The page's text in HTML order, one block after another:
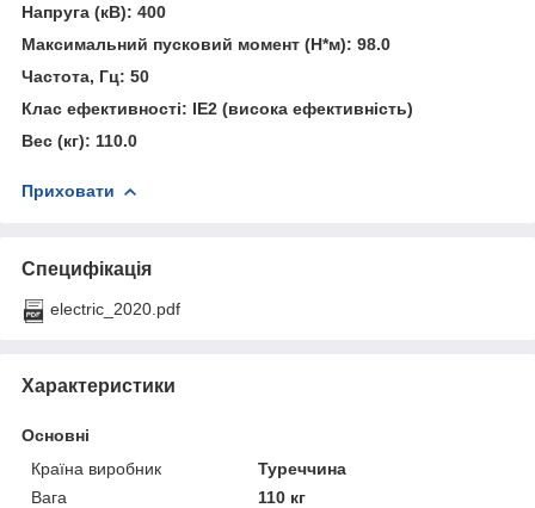
Напруга (кВ): 400
Максимальний пусковий момент (Н*м): 98.0
Частота, Гц: 50
Клас ефективності: IE2 (висока ефективність)
Вес (кг): 110.0
Приховати
Специфікація
electric_2020.pdf
Характеристики
Основні
Країна виробник
Туреччина
Вага
110 кг